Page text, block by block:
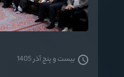
بیست و پنج آذر 1405